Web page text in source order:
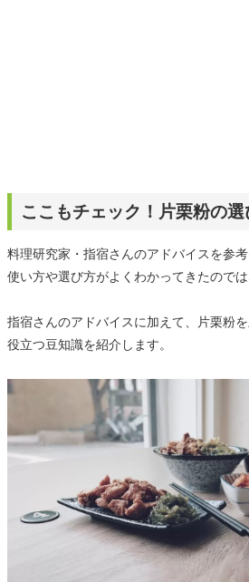
ここもチェック！片栗粉の
料理研究家・指宿さんのアドバイスを参
使い方や選び方がよくわかってきたので
指宿さんのアドバイスに加えて、片栗粉
役立つ豆知識を紹介します。